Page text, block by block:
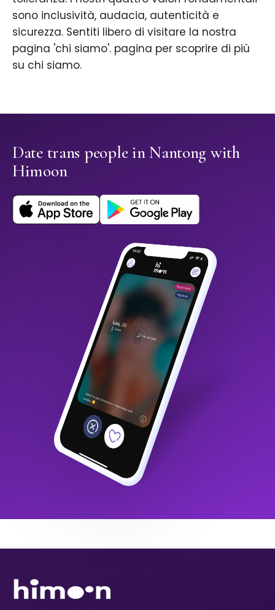
sono inclusività, audacia, autenticità e
sicurezza. Sentiti libero di visitare la nostra
pagina 'chi siamo'. pagina per scoprire di più
su chi siamo.
Date trans people in Nantong with
Himoon